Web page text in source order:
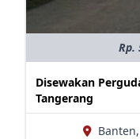
Rp.
Disewakan
Tangerang
Banten,